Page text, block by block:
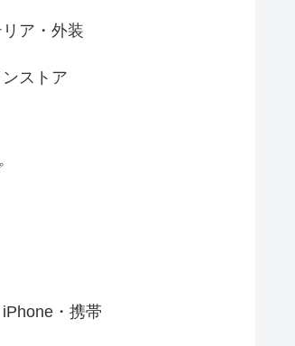
ア・外装
ストア
・携帯